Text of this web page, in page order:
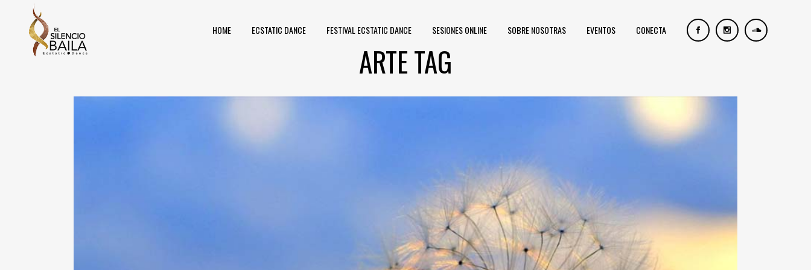
HOME ECSTATIC DANCE FESTIVAL ECSTATIC DANCE SESIONES ONLINE SOBRE NOSOTRAS EVENTOS CONECTA
ARTE TAG